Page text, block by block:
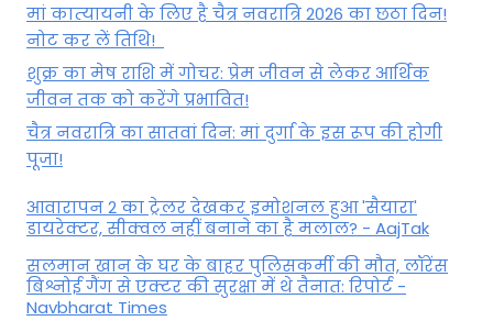
मां कात्‍यायनी के लिए है चैत्र नवरात्रि 2026 का छठा दिन!
नोट कर लें तिथि!
शुक्र का मेष राशि में गोचर: प्रेम जीवन से लेकर आर्थिक
जीवन तक को करेंगे प्रभावित!
चैत्र नवरात्रि का सातवां दिन: मां दुर्गा के इस रूप की होगी
पूजा!
आवारापन 2 का ट्रेलर देखकर इमोशनल हुआ 'सैयारा'
डायरेक्टर, सीक्वल नहीं बनाने का है मलाल? - AajTak
सलमान खान के घर के बाहर पुलिसकर्मी की मौत, लॉरेंस
बिश्नोई गैंग से एक्टर की सुरक्षा में थे तैनात: रिपोर्ट -
Navbharat Times